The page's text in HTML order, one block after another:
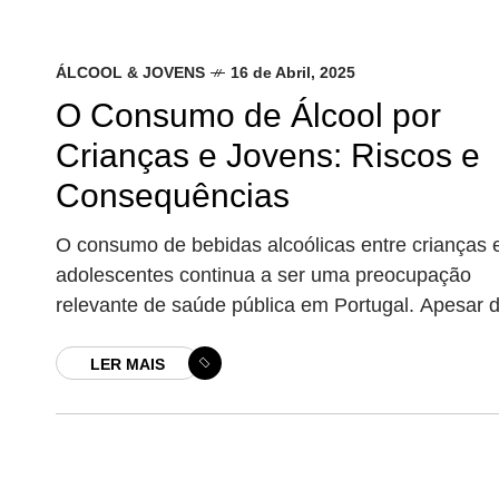
ÁLCOOL & JOVENS 16 de Abril, 2025
O Consumo de Álcool por
Crianças e Jovens: Riscos e
Consequências
O consumo de bebidas alcoólicas entre crianças
adolescentes continua a ser uma preocupação
relevante de saúde pública em Portugal. Apesar
LER MAIS